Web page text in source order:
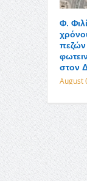
Φ.
πεζών
στον
August